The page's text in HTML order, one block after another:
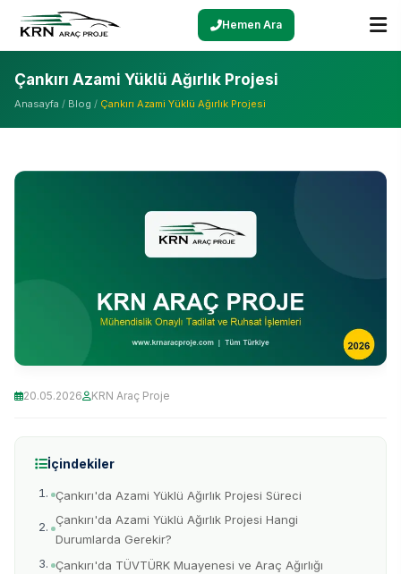
Hemen Ara
Çankırı Azami Yüklü Ağırlık Projesi
Anasayfa / Blog / Çankırı Azami Yüklü Ağırlık Projesi
20.05.2026 KRN Araç Proje
İçindekiler
Çankırı'da Azami Yüklü Ağırlık Projesi Süreci
Çankırı'da Azami Yüklü Ağırlık Projesi Hangi
Durumlarda Gerekir?
Çankırı'da TÜVTÜRK Muayenesi ve Araç Ağırlığı